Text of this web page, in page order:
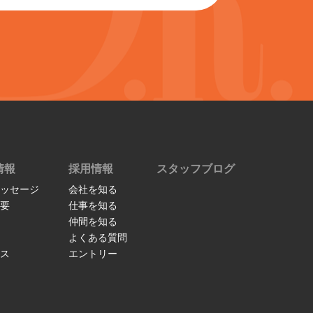
報
セージ
採用情報
会社を知る
仕事を知る
仲間を知る
よくある質問
エントリー
スタッフブログ